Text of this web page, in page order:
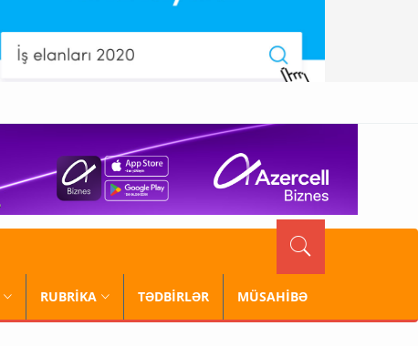
RUBRİKA TƏDBİRLƏR MÜSAHİBƏ